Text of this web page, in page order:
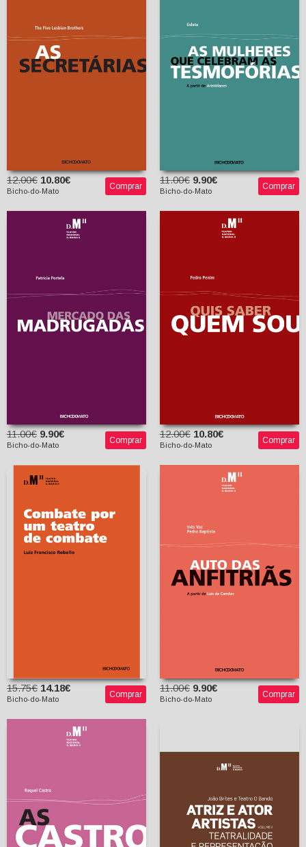
The Five Lesbian
Brothers
Maria Inês Marques
(tradutora)
12.00€ 10.80€
Bicho-do-Mato Comprar
Odete (a partir de
11.00€ 9.90€
Bicho-do-Mato Comprar
Patrícia Portela
(prefácio)
11.00€ 9.90€
Bicho-do-Mato Comprar
12.00€ 10.80€
Bicho-do-Mato Comprar
de Combate
Luiz Francisco Rebello
Sebastiana Fadda
(prefácio)
15.75€ 14.18€
Bicho-do-Mato Comprar
Auto das Anfitriãs
Pedro Baptista
11.00€ 9.90€
Bicho-do-Mato Comprar
Raquel Castro
Vivencial